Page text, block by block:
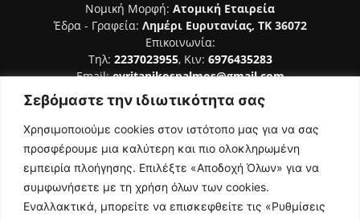
Σεβόμαστε την ιδιωτικότητα σας
Χρησιμοποιούμε cookies στον ιστότοπο μας για να σας
προσφέρουμε μια καλύτερη και πιο ολοκληρωμένη
εμπειρία πλοήγησης. Επιλέξτε «Αποδοχή Όλων» για να
συμφωνήσετε με τη χρήση όλων των cookies.
Εναλλακτικά, μπορείτε να επισκεφθείτε τις «Ρυθμίσεις
Νομική Μορφή: Ατομική Εταιρεία
Έδρα - Γραφεία: Λημέρι Ευρυτανίας, ΤΚ 36072
Επικοινωνία:
Τηλ: 2237023955, Κιν: 6976435283
Email:evritanikospalmos@gmail.com
Αριθμός Πιστοποίησης Μ.Η.Τ. 242044
ΑΚΟΛΟΥΘΗΣΕ ΜΑΣ